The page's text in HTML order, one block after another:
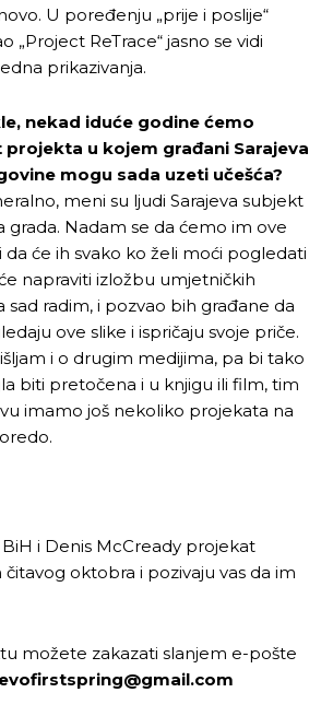
U poređenju „prije i poslije“
„Project ReTrace“ jasno se vidi
prikazivanja.
nekad iduće godine ćemo
u kojem građani Sarajeva
mogu sada uzeti učešća?
meni su ljudi Sarajeva subjekt
grada. Nadam se da ćemo im ove
da će ih svako ko želi moći pogledati
napraviti izložbu umjetničkih
sad radim, i pozvao bih građane da
ove slike i ispričaju svoje priče.
i o drugim medijima, pa bi tako
biti pretočena i u knjigu ili film, tim
imamo još nekoliko projekata na
i Denis McCready projekat
oktobra i pozivaju vas da im
možete zakazati slanjem e-pošte